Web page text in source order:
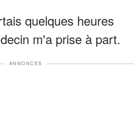
quelques heures
m'a prise à part.
ANNONCES